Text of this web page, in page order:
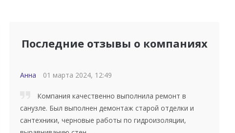
Последние отзывы о компаниях
Анна 01 марта 2024, 12:49
Компания качественно выполнила ремонт в
санузле. Был выполнен демонтаж старой отделки и
сантехники, черновые работы по гидроизоляции,